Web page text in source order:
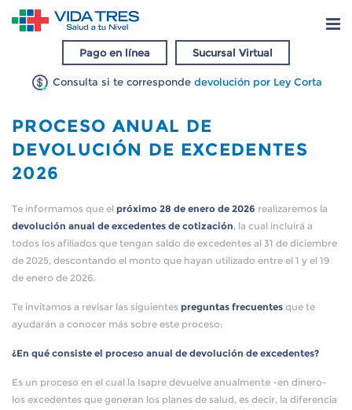
Pago en línea Sucursal Virtual
Consulta si te corresponde devolución por Ley Corta
PROCESO ANUAL DE
DEVOLUCIÓN DE EXCEDENTES
2026
Te informamos que el próximo 28 de enero de 2026 realizaremos la
devolución anual de excedentes de cotización, la cual incluirá a
todos los afiliados que tengan saldo de excedentes al 31 de diciembre
de 2025, descontando el monto que hayan utilizado entre el 1 y el 19
de enero de 2026.
Te invitamos a revisar las siguientes preguntas frecuentes que te
ayudarán a conocer más sobre este proceso:
¿En qué consiste el proceso anual de devolución de excedentes?
Es un proceso en el cual la Isapre devuelve anualmente -en dinero-
los excedentes que generan los planes de salud, es decir, la diferencia